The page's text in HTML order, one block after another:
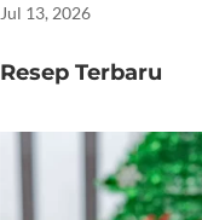
Jul 13, 2026
Resep Terbaru